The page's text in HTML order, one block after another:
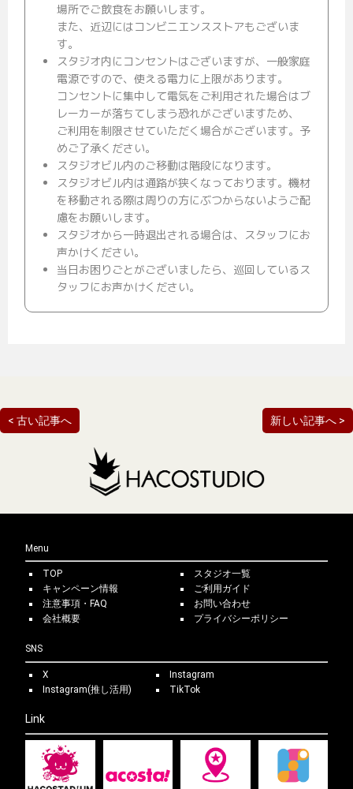
場所でご飲食をお願いします。
また、近辺にはコンビニエンスストアもございま
す。
スタジオ内にコンセントはございますが、一般家庭
電源ですので、使える電力に上限があります。
コンセントに集中して電気をご利用された場合はブ
レーカーが落ちてしまう恐れがございますため、
ご利用を制限させていただく場合がございます。予
めご了承ください。
スタジオビル内のご移動は階段になります。
スタジオビル内は通路が狭くなっております。機材
を移動される際は周りの方にぶつからないようご配
慮をお願いします。
スタジオから一時退出される場合は、スタッフにお
声かけください。
当日お困りごとがございましたら、巡回しているス
タッフにお声かけください。
< 古い記事へ 新しい記事へ >
Menu
TOP
スタジオ一覧
キャンペーン情報
ご利用ガイド
注意事項・FAQ
お問い合わせ
会社概要
プライバシーポリシー
SNS
X
Instagram
Instagram(推し活用)
TikTok
Link